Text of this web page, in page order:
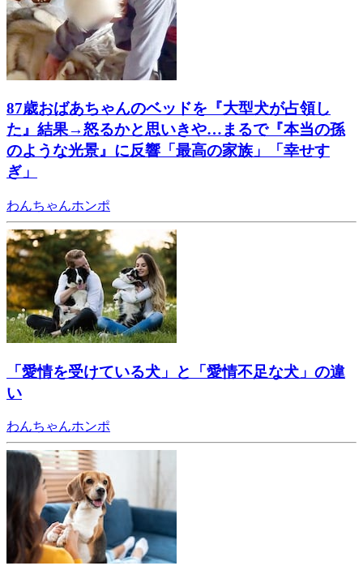
87歳おばあちゃんのベッドを『大型犬が占領し
た』結果→怒るかと思いきや…まるで『本当の孫
のような光景』に反響「最高の家族」「幸せす
ぎ」
わんちゃんホンポ
「愛情を受けている犬」と「愛情不足な犬」の違
い
わんちゃんホンポ